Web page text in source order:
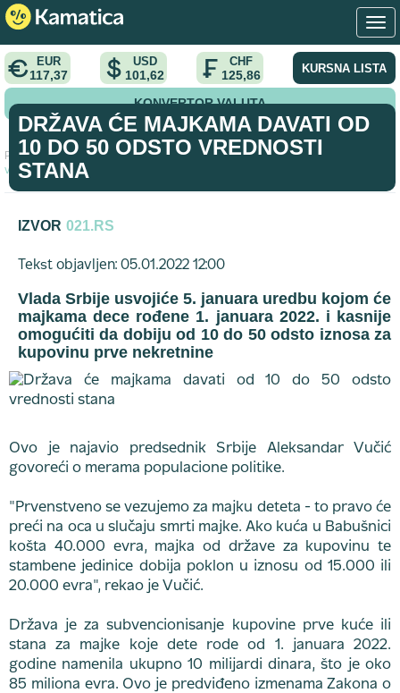
EUR
117,37
USD
101,62
CHF
125,86 KURSNA LISTA
KONVERTOR VALUTA
Početna > vest >
Država će majkama davati od 10 do 50 odsto
vrednosti stana
DRŽAVA ĆE MAJKAMA DAVATI OD
10 DO 50 ODSTO VREDNOSTI
STANA
IZVOR 021.RS
Tekst objavljen: 05.01.2022 12:00
Vlada Srbije usvojiće 5. januara uredbu kojom će
majkama dece rođene 1. januara 2022. i kasnije
omogućiti da dobiju od 10 do 50 odsto iznosa za
kupovinu prve nekretnine
Ovo je najavio predsednik Srbije Aleksandar Vučić
govoreći o merama populacione politike.
"Prvenstveno se vezujemo za majku deteta - to pravo će
preći na oca u slučaju smrti majke. Ako kuća u Babušnici
košta 40.000 evra, majka od države za kupovinu te
stambene jedinice dobija poklon u iznosu od 15.000 ili
20.000 evra", rekao je Vučić.
Država je za subvencionisanje kupovine prve kuće ili
stana za majke koje dete rode od 1. januara 2022.
godine namenila ukupno 10 milijardi dinara, što je oko
85 miliona evra. Ovo je predviđeno izmenama Zakona o